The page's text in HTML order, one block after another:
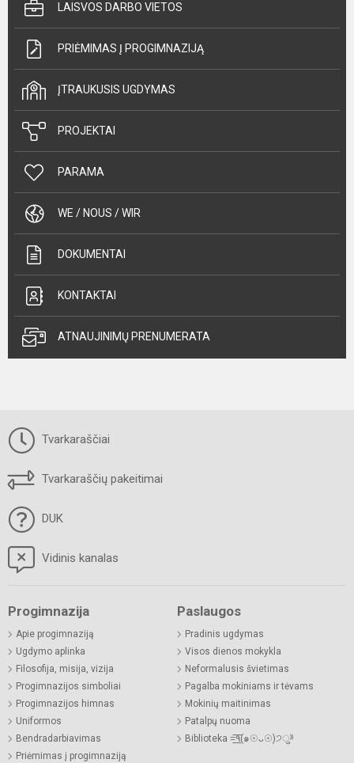
LAISVOS DARBO VIETOS
PRIĖMIMAS Į PROGIMNAZIJĄ
ĮTRAUKUSIS UGDYMAS
PROJEKTAI
PARAMA
WE / NOUS / WIR
DOKUMENTAI
KONTAKTAI
ATNAUJINIMŲ PRENUMERATA
Tvarkaraščiai
Tvarkaraščių pakeitimai
DUK
Vidinis kanalas
Progimnazija
Apie progimnaziją
Ugdymo aplinka
Filosofija, misija, vizija
Progimnazijos simboliai
Progimnazijos himnas
Uniformos
Bendradarbiavimas
Priėmimas į progimnaziją
Paslaugos
Pradinis ugdymas
Visos dienos mokykla
Neformalusis švietimas
Pagalba mokiniams ir tėvams
Mokinių maitinimas
Patalpų nuoma
Biblioteka =͟͟͞͞٩(๑☉ᴗ☉)੭ु⁾⁾